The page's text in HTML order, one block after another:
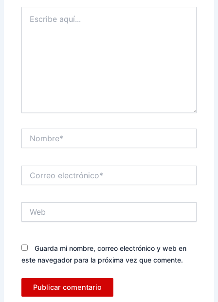
aquí...
electrónico*
Guarda mi nombre, correo electrónico y web en
este navegador para la próxima vez que comente.